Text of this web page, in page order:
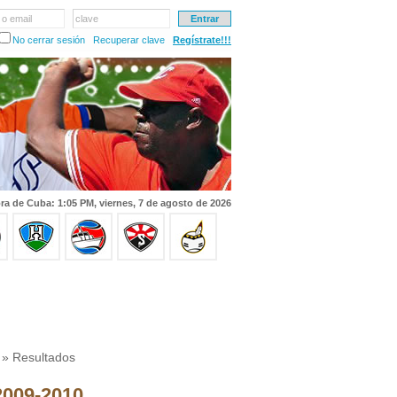
email
clave
No cerrar sesión
Recuperar clave Regístrate!!!
de Cuba: 1:05 PM, viernes, 7 de agosto de 2026
» Resultados